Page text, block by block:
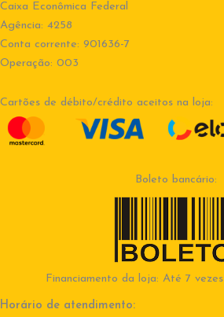
Caixa Econômica Federal
Agência: 4258
Conta corrente: 901636-7
Operação: 003
Cartões de débito/crédito aceitos na loja:
Boleto bancário:
Financiamento da loja: Até 7 vezes
Horário de atendimento: